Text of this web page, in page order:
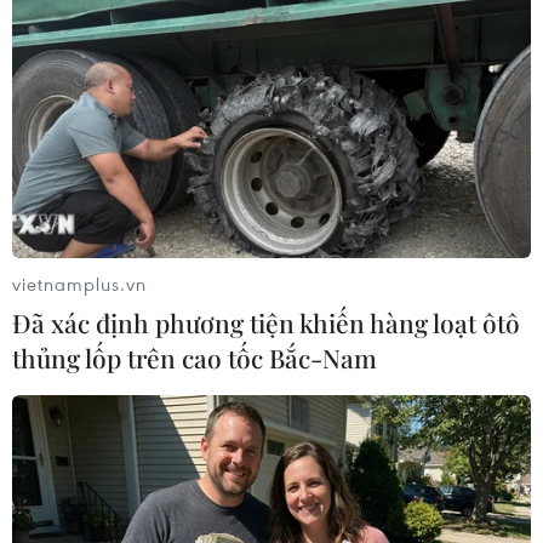
Theo dõi VietnamPlus
TIN LIÊN QUAN
vietnamplus.vn
Đã xác định phương tiện khiến hàng loạt ôtô
thủng lốp trên cao tốc Bắc-Nam